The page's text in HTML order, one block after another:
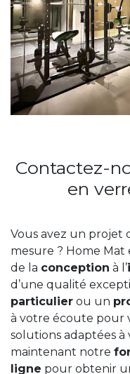
Contactez-
en
Vous avez un projet
mesure ? Home Mat
de la conception à l’
d’une qualité
particulier ou un
à votre écoute pour
solutions adaptées à
maintenant notre
ligne pour obtenir